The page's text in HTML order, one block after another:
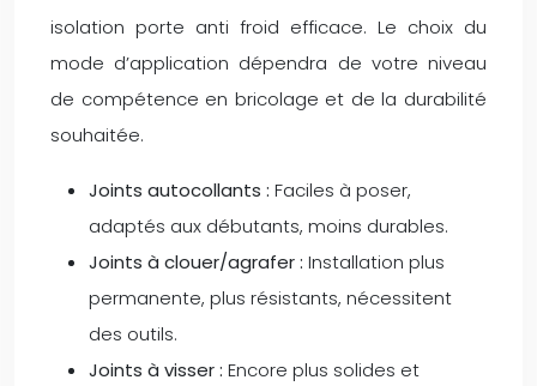
isolation porte anti froid efficace. Le choix du
mode d’application dépendra de votre niveau
de compétence en bricolage et de la durabilité
souhaitée.
Joints autocollants : Faciles à poser,
adaptés aux débutants, moins durables.
Joints à clouer/agrafer : Installation plus
permanente, plus résistants, nécessitent
des outils.
Joints à visser : Encore plus solides et